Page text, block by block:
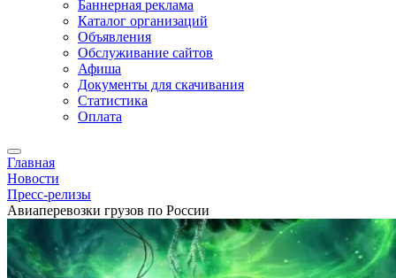
Баннерная реклама
Каталог организаций
Объявления
Обслуживание сайтов
Афиша
Документы для скачивания
Статистика
Оплата
Главная
Новости
Пресс-релизы
Авиаперевозки грузов по России